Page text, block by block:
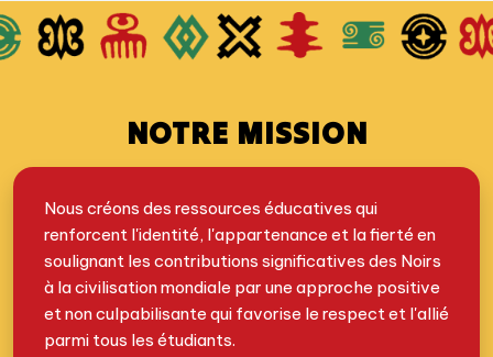
NOTRE MISSION
Nous créons des ressources éducatives qui
renforcent l'identité, l'appartenance et la fierté en
soulignant les contributions significatives des Noirs
à la civilisation mondiale par une approche positive
et non culpabilisante qui favorise le respect et l'allié
parmi tous les étudiants.